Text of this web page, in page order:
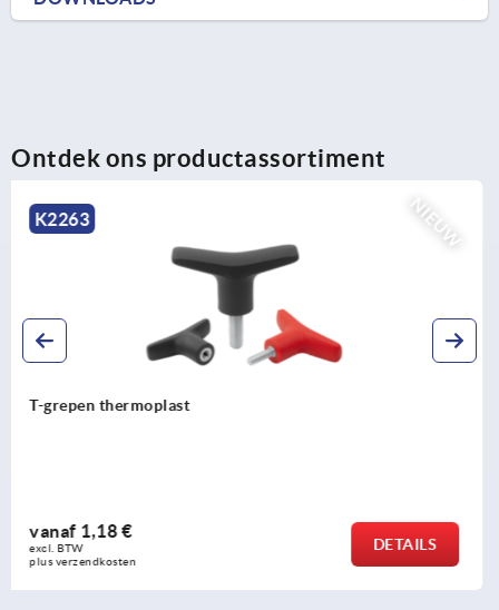
Ontdek ons productassortiment
NIEUW
DETAILS
T-grepen metaal-detecteerbaar